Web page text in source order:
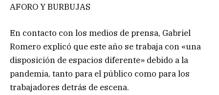
AFORO Y BURBUJAS
En contacto con los medios de prensa, Gabriel
Romero explicó que este año se trabaja con «una
disposición de espacios diferente» debido a la
pandemia, tanto para el público como para los
trabajadores detrás de escena.